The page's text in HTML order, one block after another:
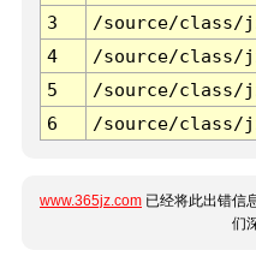
3 /source/class/
4
/source/class/
5
/source/class/
6
/source/class/
www.365jz.com 已经将此出错信
们